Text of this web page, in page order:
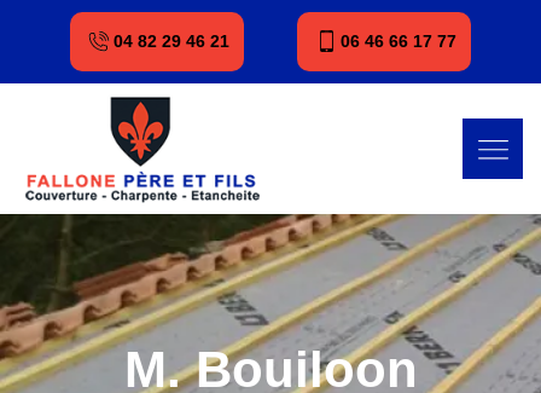
04 82 29 46 21 06 46 66 17 77
M. Bouiloon